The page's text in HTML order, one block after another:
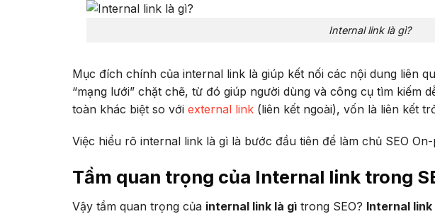
Internal link là gì?
Mục đích chính của internal link là giúp kết nối các nội dung liên
“mạng lưới” chặt chẽ, từ đó giúp người dùng và công cụ tìm kiếm
toàn khác biệt so với external link (liên kết ngoài), vốn là liên kết
Việc hiểu rõ internal link là gì là bước đầu tiên để làm chủ SEO On-
Tầm quan trọng của Internal link trong
Vậy tầm quan trọng của internal link là gì trong SEO? Internal link